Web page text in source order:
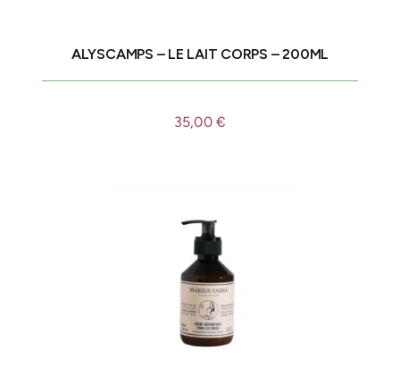
ALYSCAMPS – LE LAIT CORPS – 200ML
35,00€